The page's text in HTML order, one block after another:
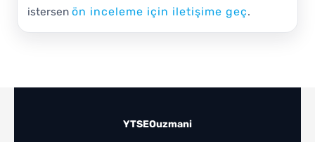
istersen ön inceleme için iletişime geç.
YTSEOuzmani